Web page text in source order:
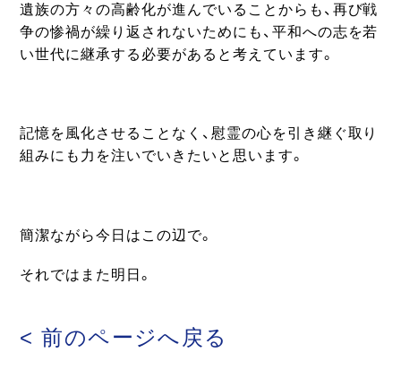
遺族の方々の高齢化が進んでいることからも、再び戦
争の惨禍が繰り返されないためにも、平和への志を若
い世代に継承する必要があると考えています。
記憶を風化させることなく、慰霊の心を引き継ぐ取り
組みにも力を注いでいきたいと思います。
簡潔ながら今日はこの辺で。
それではまた明日。
< 前のページへ戻る